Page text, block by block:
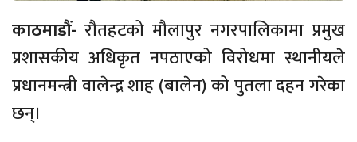
काठमाडौं- रौतहटको मौलापुर नगरपालिकामा प्रमुख
प्रशासकीय अधिकृत नपठाएको विरोधमा स्थानीयले
प्रधानमन्त्री वालेन्द्र शाह (बालेन) को पुतला दहन गरेका
छन्।